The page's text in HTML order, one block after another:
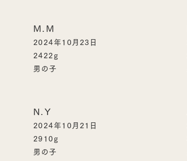
M.M
2024年10月23日
2422g
男の子
N.Y
2024年10月21日
2910g
男の子